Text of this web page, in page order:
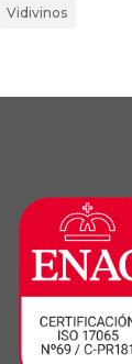
Vidivinos